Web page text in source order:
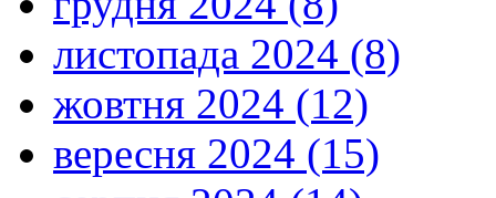
листопада 2024 (8)
жовтня 2024 (12)
вересня 2024 (15)